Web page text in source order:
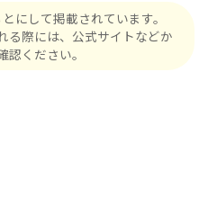
にして掲載されています。
る際には、公式サイトなどか
ください。